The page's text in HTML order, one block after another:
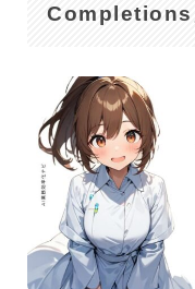
Completions